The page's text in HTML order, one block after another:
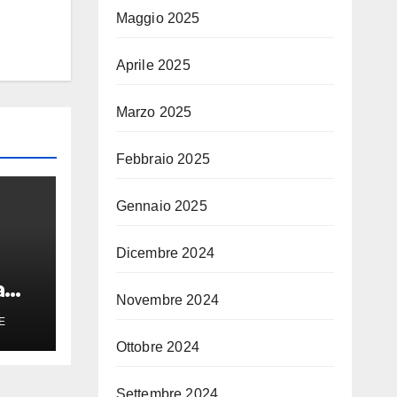
Maggio 2025
Aprile 2025
Marzo 2025
Febbraio 2025
Gennaio 2025
Dicembre 2024
Novembre 2024
Ottobre 2024
Settembre 2024